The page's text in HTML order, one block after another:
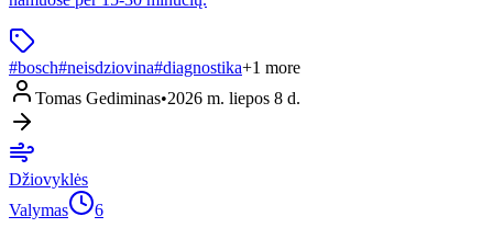
#bosch#neisdziovina#diagnostika+1 more
Tomas Gediminas•2026 m. liepos 8 d.
Džiovyklės
Valymas
6